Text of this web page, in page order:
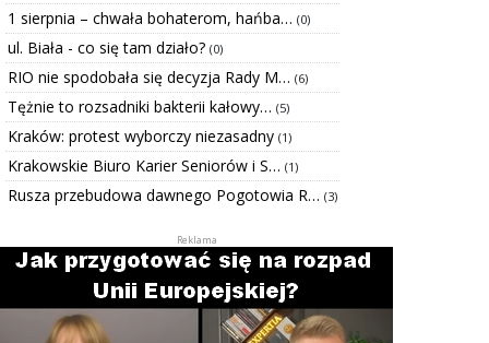
1 sierpnia – chwała bohaterom, hańba… (0)
ul. Biała - co się tam działo? (0)
RIO nie spodobała się decyzja Rady M… (6)
Tężnie to rozsadniki bakterii kałowy… (5)
Kraków: protest wyborczy niezasadny (1)
Krakowskie Biuro Karier Seniorów i S… (1)
Rusza przebudowa dawnego Pogotowia R… (3)